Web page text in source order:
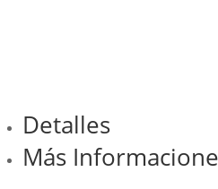
Detalles
Más